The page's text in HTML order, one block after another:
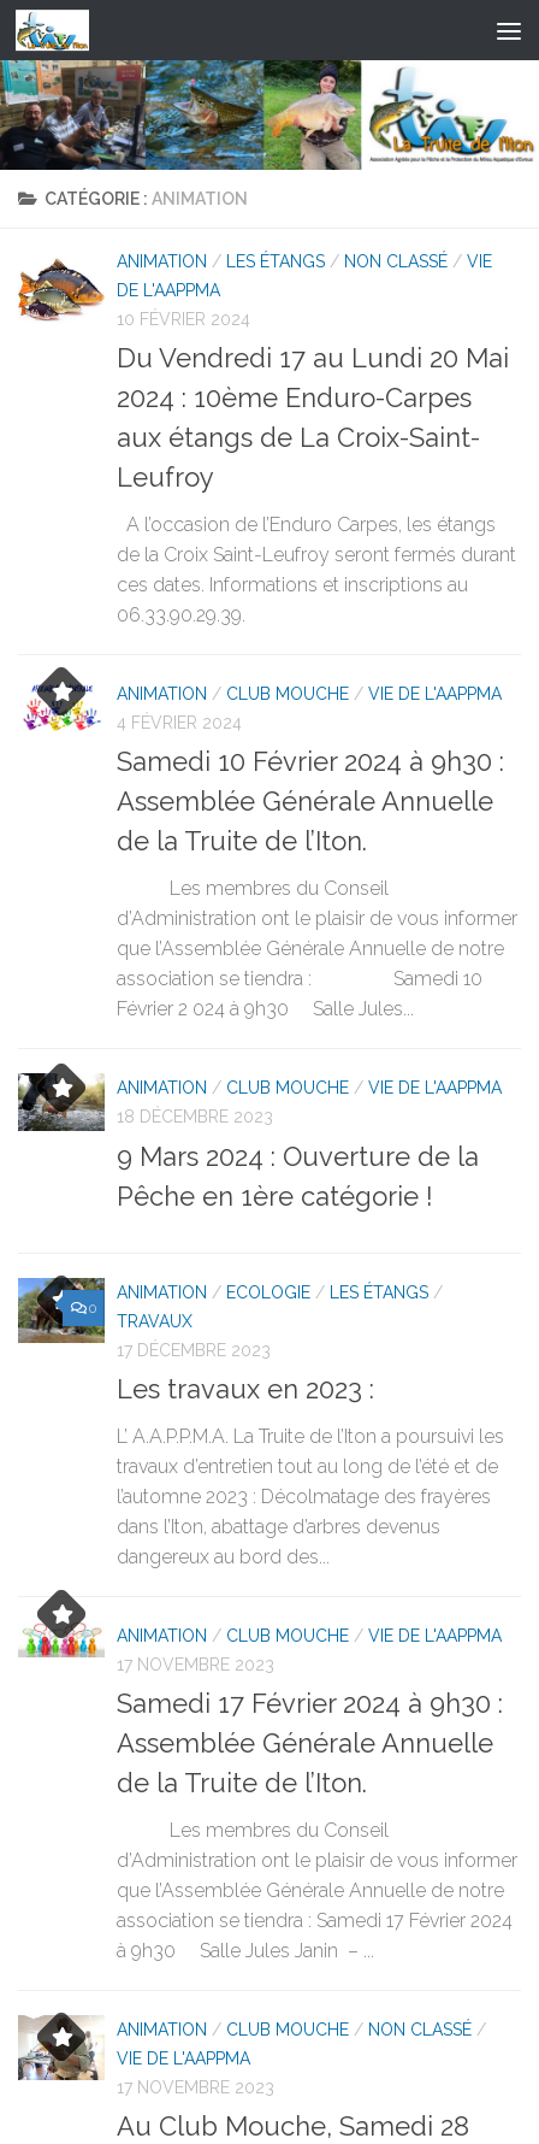
Skip to content
CATÉGORIE : ANIMATION
ANIMATION / LES ÉTANGS / NON CLASSÉ / VIE
DE L'AAPPMA
10 FÉVRIER 2024
Du Vendredi 17 au Lundi 20 Mai
2024 : 10ème Enduro-Carpes
aux étangs de La Croix-Saint-
Leufroy
A l’occasion de l’Enduro Carpes, les étangs
de la Croix Saint-Leufroy seront fermés durant
ces dates. Informations et inscriptions au
06.33.90.29.39.
ANIMATION / CLUB MOUCHE / VIE DE L'AAPPMA
4 FÉVRIER 2024
Samedi 10 Février 2024 à 9h30 :
Assemblée Générale Annuelle
de la Truite de l’Iton.
Les membres du Conseil
d’Administration ont le plaisir de vous informer
que l’Assemblée Générale Annuelle de notre
association se tiendra : Samedi 10
Février 2 024 à 9h30 Salle Jules...
ANIMATION / CLUB MOUCHE / VIE DE L'AAPPMA
18 DÉCEMBRE 2023
9 Mars 2024 : Ouverture de la
Pêche en 1ère catégorie !
0
ANIMATION / ECOLOGIE / LES ÉTANGS /
TRAVAUX
17 DÉCEMBRE 2023
Les travaux en 2023 :
L’ A.A.P.P.M.A. La Truite de l’Iton a poursuivi les
travaux d’entretien tout au long de l’été et de
l’automne 2023 : Décolmatage des frayères
dans l’Iton, abattage d’arbres devenus
dangereux au bord des...
ANIMATION / CLUB MOUCHE / VIE DE L'AAPPMA
17 NOVEMBRE 2023
Samedi 17 Février 2024 à 9h30 :
Assemblée Générale Annuelle
de la Truite de l’Iton.
Les membres du Conseil
d’Administration ont le plaisir de vous informer
que l’Assemblée Générale Annuelle de notre
association se tiendra : Samedi 17 Février 2024
à 9h30 Salle Jules Janin – ...
ANIMATION / CLUB MOUCHE / NON CLASSÉ /
VIE DE L'AAPPMA
17 NOVEMBRE 2023
Au Club Mouche, Samedi 28